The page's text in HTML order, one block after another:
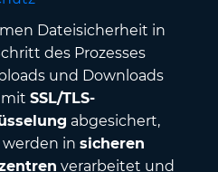
Dateisicherheit in
des Prozesses
und Downloads
SSL/TLS-
abgesichert,
in sicheren
verarbeitet und